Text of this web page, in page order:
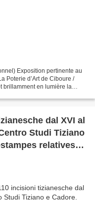
Exposition pertinente au
Poterie d’Art de Ciboure /
brillamment en lumière la
dal XVI al
Studi Tiziano
relatives
du Titien –